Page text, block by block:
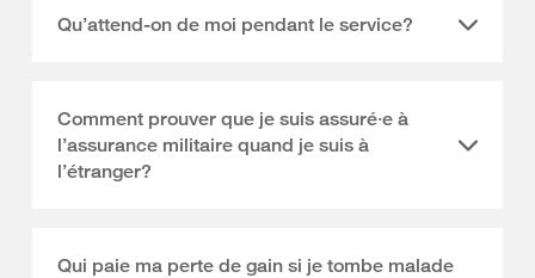
Qu’attend-on de moi pendant le service?
Comment prouver que je suis assuré·e à
l’assurance militaire quand je suis à
l’étranger?
Qui paie ma perte de gain si je tombe malade